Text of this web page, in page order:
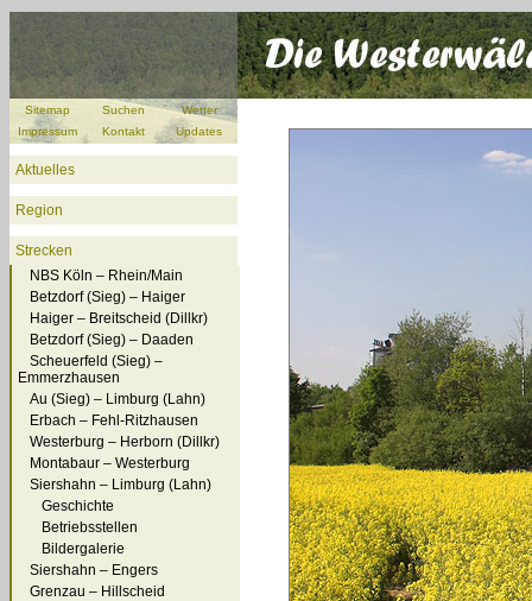
Sitemap Suchen
Wetter
Impressum
Kontakt Updates
Aktuelles
Region
Strecken
NBS Köln – Rhein/Main
Betzdorf (Sieg) – Haiger
Haiger – Breitscheid (Dillkr)
Betzdorf (Sieg) – Daaden
Scheuerfeld (Sieg) –
Emmerzhausen
Au (Sieg) – Limburg (Lahn)
Erbach – Fehl-Ritzhausen
Westerburg – Herborn (Dillkr)
Montabaur – Westerburg
Siershahn – Limburg (Lahn)
Geschichte
Betriebsstellen
Bildergalerie
Siershahn – Engers
Grenzau – Hillscheid